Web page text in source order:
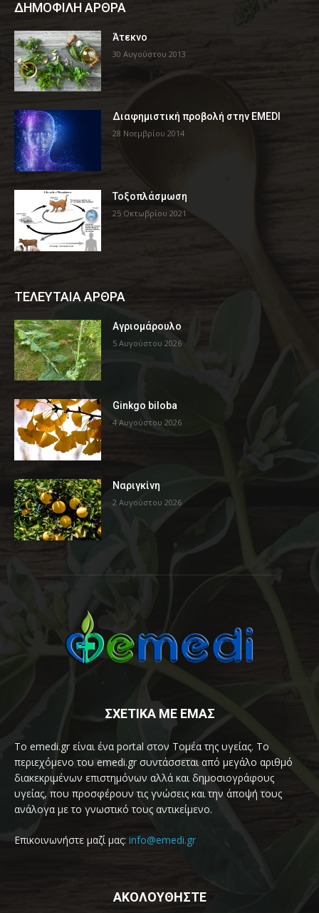
ΔΗΜΟΦΙΛΗ ΑΡΘΡΑ
Άτεκνο
30 Αυγούστου 2013
Διαφημιστική προβολή στην EMEDI
28 Νοεμβρίου 2014
Τοξοπλάσμωση
25 Οκτωβρίου 2021
ΤΕΛΕΥΤΑΙΑ ΑΡΘΡΑ
Αγριομάρουλο
5 Αυγούστου 2026
Ginkgo biloba
4 Αυγούστου 2026
Ναριγκίνη
2 Αυγούστου 2026
ΣΧΕΤΙΚΑ ΜΕ ΕΜΑΣ
Το emedi.gr είναι ένα portal στον Τομέα της υγείας. Το
περιεχόμενο του emedi.gr συντάσσεται από μεγάλο αριθμό
διακεκριμένων επιστημόνων αλλά και δημοσιογράφους
υγείας, που προσφέρουν τις γνώσεις και την άποψή τους
ανάλογα με το γνωστικό τους αντικείμενο.
Επικοινωνήστε μαζί μας: info@emedi.gr
ΑΚΟΛΟΥΘΗΣΤΕ